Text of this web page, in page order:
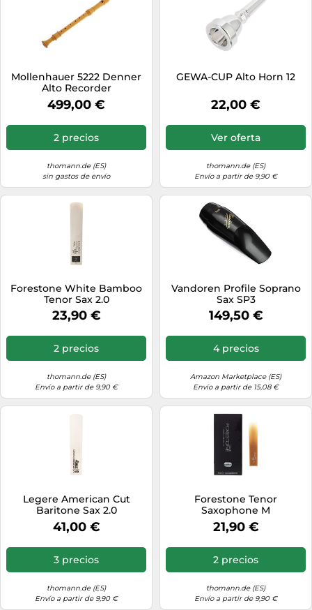
Mollenhauer 5222 Denner
Alto Recorder
499,00 €
2 precios
thomann.de (ES)
sin gastos de envío
GEWA-CUP Alto Horn 12
22,00 €
Ver oferta
thomann.de (ES)
Envío a partir de 9,90 €
Forestone White Bamboo
Tenor Sax 2.0
23,90 €
2 precios
thomann.de (ES)
Envío a partir de 9,90 €
Vandoren Profile Soprano
Sax SP3
149,50 €
4 precios
Amazon Marketplace (ES)
Envío a partir de 15,08 €
Legere American Cut
Baritone Sax 2.0
41,00 €
3 precios
thomann.de (ES)
Envío a partir de 9,90 €
Forestone Tenor
Saxophone M
21,90 €
2 precios
thomann.de (ES)
Envío a partir de 9,90 €